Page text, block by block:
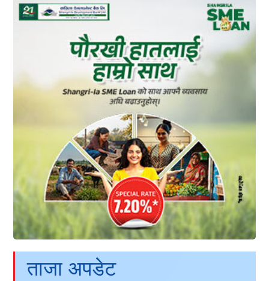
ताजा अपडेट